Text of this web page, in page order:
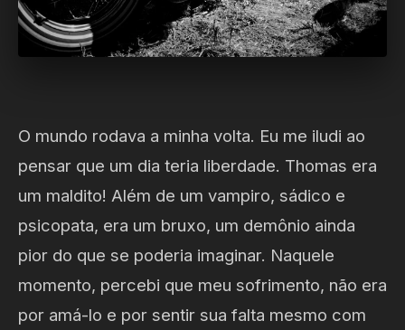
O mundo rodava a minha volta. Eu me iludi ao
pensar que um dia teria liberdade. Thomas era
um maldito! Além de um vampiro, sádico e
psicopata, era um bruxo, um demônio ainda
pior do que se poderia imaginar. Naquele
momento, percebi que meu sofrimento, não era
por amá-lo e por sentir sua falta mesmo com